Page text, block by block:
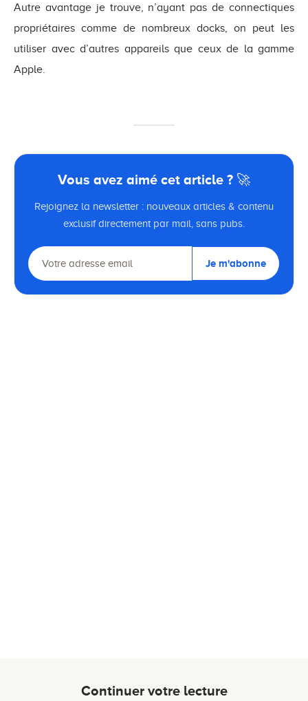
Autre avantage je trouve, n’ayant pas de connectiques
propriétaires comme de nombreux docks, on peut les
utiliser avec d’autres appareils que ceux de la gamme
Apple.
Vous avez aimé cet article ? 🚀
Rejoignez la newsletter : nouveaux articles & contenu
exclusif directement par mail, sans pubs.
Je m'abonne
Continuer votre lecture